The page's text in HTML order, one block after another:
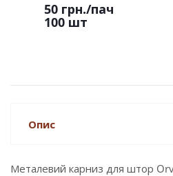
50 грн./пач
100 шт
Опис
Металевий карниз для штор